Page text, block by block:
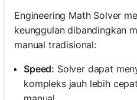
Engineering Math Solver
keunggulan dibandingkan
manual tradisional:
Speed: Solver dapat
kompleks jauh lebih